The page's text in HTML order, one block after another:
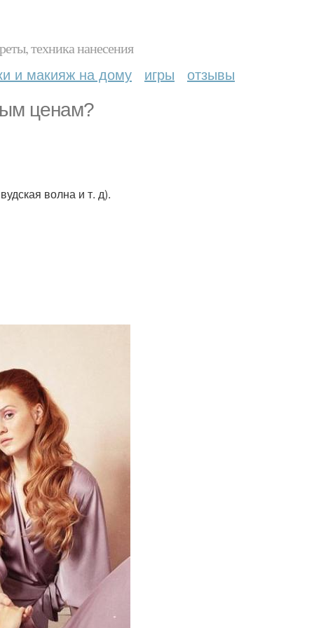
техника нанесения
и макияж на дому игры отзывы
ценам?
волна и т. д).